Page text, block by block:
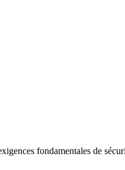
fondamentales de